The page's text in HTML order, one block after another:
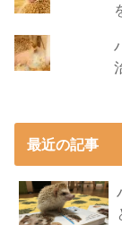
最近の記事